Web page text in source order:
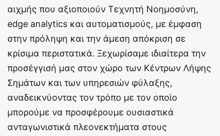
αιχμής που αξιοποιούν Τεχνητή Νοημοσύνη,
edge analytics και αυτοματισμούς, με έμφαση
στην πρόληψη και την άμεση απόκριση σε
κρίσιμα περιστατικά. Ξεχωρίσαμε ιδιαίτερα την
προσέγγισή μας στον χώρο των Κέντρων Λήψης
Σημάτων και των υπηρεσιών φύλαξης,
αναδεικνύοντας τον τρόπο με τον οποίο
μπορούμε να προσφέρουμε ουσιαστικά
ανταγωνιστικά πλεονεκτήματα στους